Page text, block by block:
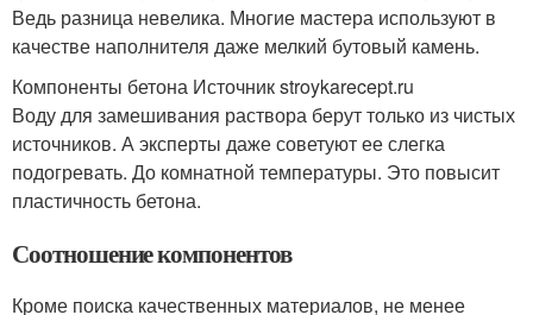
Ведь разница невелика. Многие мастера используют в
качестве наполнителя даже мелкий бутовый камень.
Компоненты бетона Источник stroykarecept.ru
Воду для замешивания раствора берут только из чистых
источников. А эксперты даже советуют ее слегка
подогревать. До комнатной температуры. Это повысит
пластичность бетона.
Соотношение компонентов
Кроме поиска качественных материалов, не менее